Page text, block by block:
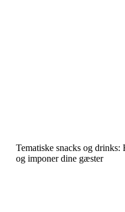
Tematiske snacks og drinks:
og imponer dine gæster